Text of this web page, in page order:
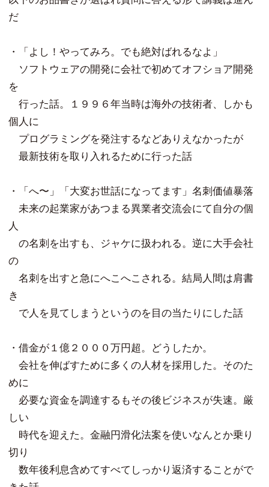
だ
・「よし！やってみろ。でも絶対ばれるなよ」
ソフトウェアの開発に会社で初めてオフショア開発
を
行った話。１９９６年当時は海外の技術者、しかも
個人に
プログラミングを発注するなどありえなかったが
最新技術を取り入れるために行った話
・「へ〜」「大変お世話になってます」名刺価値暴落
未来の起業家があつまる異業者交流会にて自分の個
人
の名刺を出すも、ジャケに扱われる。逆に大手会社
の
名刺を出すと急にへこへこされる。結局人間は肩書
き
で人を見てしまうというのを目の当たりにした話
・借金が１億２０００万円超。どうしたか。
会社を伸ばすために多くの人材を採用した。そのた
めに
必要な資金を調達するもその後ビジネスが失速。厳
しい
時代を迎えた。金融円滑化法案を使いなんとか乗り
切り
数年後利息含めてすべてしっかり返済することがで